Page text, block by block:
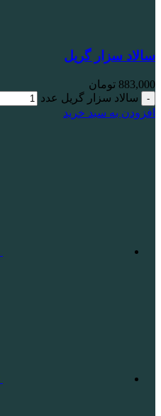
سالاد سزار گریل
883,000 تومان
سالاد سزار گریل عدد
افزودن به سبد خرید